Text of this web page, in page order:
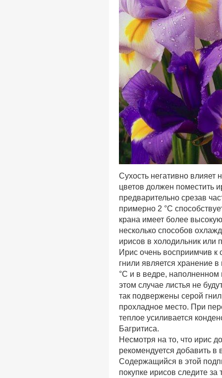
Сухость негативно влияет
цветов должен поместить
предварительно срезав
примерно 2 °С
крана имеет более
несколько способов
ирисов в холодильник или
Ирис очень восприимчив к
гнили является хранение
°С и в ведре,
этом случае листья не
так подвержены серой
прохладное место. При
теплое усиливается
Багритиса.
Несмотря на то, что ирис
рекомендуется добавить в
Содержащийся в этой
покупке ирисов следите